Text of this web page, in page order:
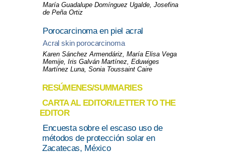
María Guadalupe Domínguez Ugalde, Josefina
de Peña Ortiz
Porocarcinoma en piel acral
Acral skin porocarcinoma
Karen Sánchez Armendáriz, María Elisa Vega
Memije, Iris Galván Martínez, Eduwiges
Martínez Luna, Sonia Toussaint Caire
RESÚMENES/SUMMARIES
CARTA AL EDITOR/LETTER TO THE
EDITOR
Encuesta sobre el escaso uso de
métodos de protección solar en
Zacatecas, México